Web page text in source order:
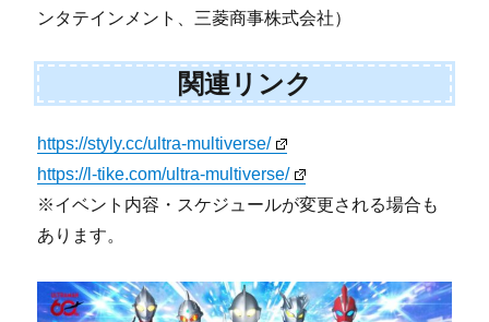
ンタテインメント、三菱商事株式会社）
関連リンク
https://styly.cc/ultra-multiverse/
https://l-tike.com/ultra-multiverse/
※イベント内容・スケジュールが変更される場合も
あります。